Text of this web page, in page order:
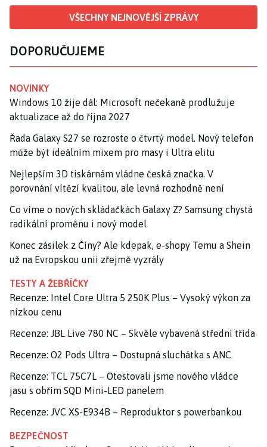
VŠECHNY NEJNOVĚJŠÍ ZPRÁVY
DOPORUČUJEME
NOVINKY
Windows 10 žije dál: Microsoft nečekaně prodlužuje
aktualizace až do října 2027
Řada Galaxy S27 se rozroste o čtvrtý model. Nový telefon
může být ideálním mixem pro masy i Ultra elitu
Nejlepším 3D tiskárnám vládne česká značka. V
porovnání vítězí kvalitou, ale levná rozhodně není
Co víme o nových skládačkách Galaxy Z? Samsung chystá
radikální proměnu i nový model
Konec zásilek z Číny? Ale kdepak, e-shopy Temu a Shein
už na Evropskou unii zřejmě vyzrály
TESTY A ŽEBŘÍČKY
Recenze: Intel Core Ultra 5 250K Plus – Vysoký výkon za
nízkou cenu
Recenze: JBL Live 780 NC – Skvěle vybavená střední třída
Recenze: O2 Pods Ultra – Dostupná sluchátka s ANC
Recenze: TCL 75C7L – Otestovali jsme nového vládce
jasu s obřím SQD Mini-LED panelem
Recenze: JVC XS-E934B – Reproduktor s powerbankou
BEZPEČNOST